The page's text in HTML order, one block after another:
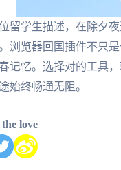
留学生描述，在除夕
浏览器回国插件不只
记忆。选择对的工具
始终畅通无阻。
love